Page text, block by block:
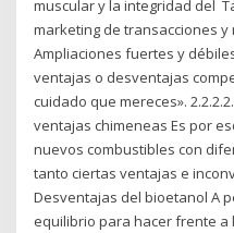
muscular y la integridad del
marketing de transacciones y
Ampliaciones fuertes y
ventajas o desventajas
cuidado que mereces».
ventajas chimeneas Es por
nuevos combustibles con
tanto ciertas ventajas e
Desventajas del bioetanol A
equilibrio para hacer frente a